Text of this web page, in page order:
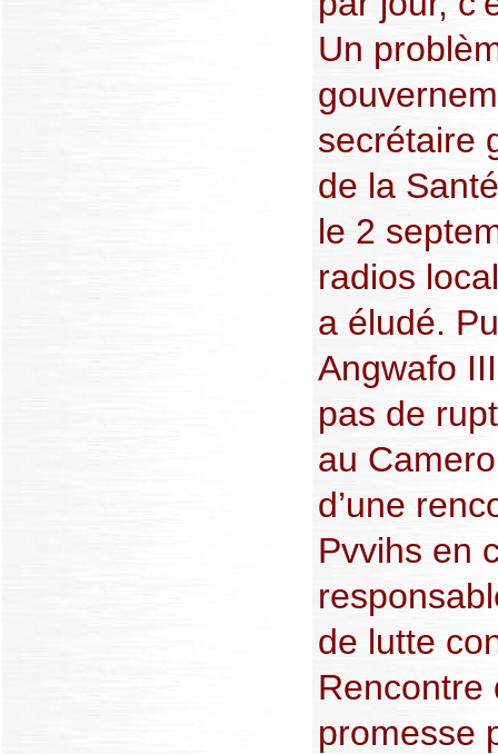
Un
secrétaire
de la
le 2
radios
a éludé.
Angwafo III
pas de
au
d’une
Pvvihs en
de lutte
Rencontre
promesse